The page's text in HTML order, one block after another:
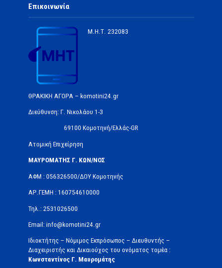
Επικοινωνία
Μ.Η.Τ. 232083
ΘΡΑΚΙΚΗ ΑΓΟΡΑ – komotini24.gr
Διεύθυνση: Γ. Νικολάου 1-3
69100 Κομοτηνή/Ελλάς-GR
Ατομική Επιχείρηση
ΜΑΥΡΟΜΑΤΗΣ Γ. ΚΩΝ/ΝΟΣ
ΑΦΜ : 056326500/ΔOΥ Κομοτηνής
ΑΡ.ΓΕΜΗ : 160754610000
Τηλ.: 2531026500
Email: info@komotini24.gr
Ιδιοκτήτης – Νόμιμος Εκπρόσωπος – Διευθυντής –
Διαχειριστής και Δικαιούχος του ονόματος τομέα :
Κωνσταντίνος Γ. Μαυρομάτης